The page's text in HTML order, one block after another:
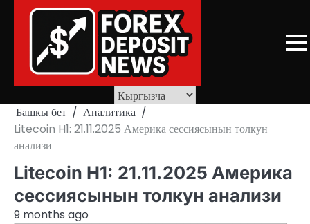
Башкы бет
Аналитика
Litecoin H1: 21.11.2025 Америка сессиясынын толкун
анализи
Litecoin H1: 21.11.2025 Америка
сессиясынын толкун анализи
9 months ago